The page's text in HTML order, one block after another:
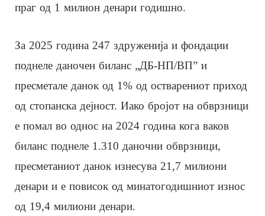
праг од 1 милион денари годишно.
За 2025 година 247 здруженија и фондации
поднеле даночен биланс „ДБ-НП/ВП” и
пресметале данок од 1% од остварениот приход
од стопанска дејност. Иако бројот на обврзници
е помал во однос на 2024 година кога ваков
биланс поднеле 1.310 даночни обврзници,
пресметаниот данок изнесува 21,7 милиони
денари и е повисок од минатогодишниот износ
од 19,4 милиони денари.